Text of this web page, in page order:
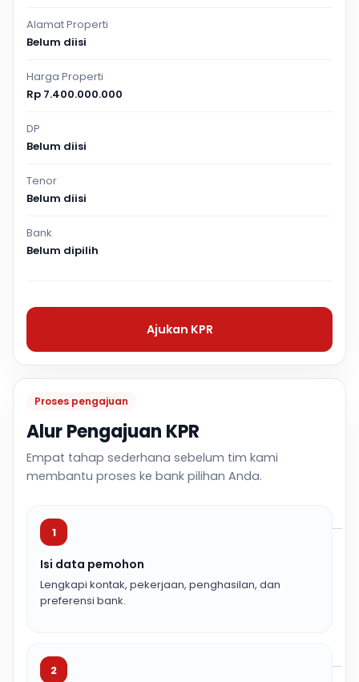
Proses pengajuan
Alur Pengajuan KPR
Empat tahap sederhana sebelum tim kami
membantu proses ke bank pilihan Anda.
1
Isi data pemohon
Lengkapi kontak, pekerjaan, penghasilan, dan
preferensi bank.
2
Alamat Properti
Belum diisi
Harga Properti
Rp 7.400.000.000
DP
Belum diisi
Tenor
Belum diisi
Bank
Belum dipilih
Ajukan KPR